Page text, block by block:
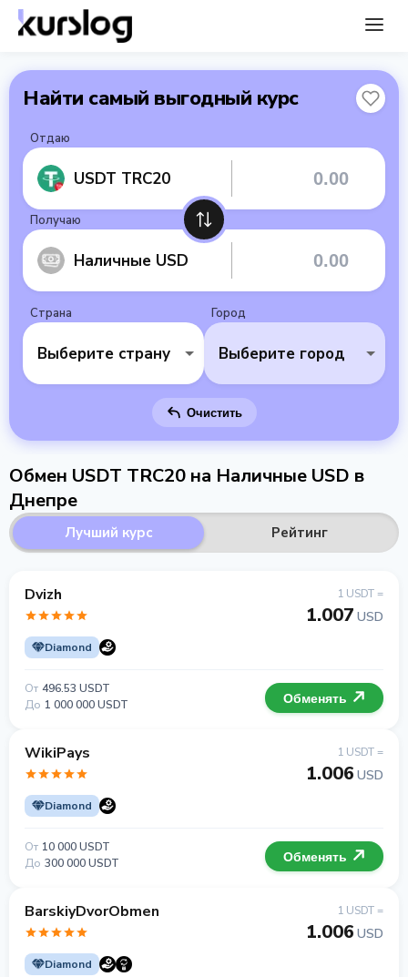
Найти самый выгодный курс
Отдаю
USDT TRC20
Получаю
Наличные USD
Страна
Выберите страну
Город
Выберите город
Очистить
Обмен USDT TRC20 на Наличные USD в
Днепре
Лучший курс Рейтинг
Dvizh
Diamond
1 USDT =
1.007 USD
От 496.53 USDT
До 1 000 000 USDT Обменять
WikiPays
Diamond
1 USDT =
1.006 USD
От 10 000 USDT
До 300 000 USDT Обменять
BarskiyDvorObmen
Diamond
1 USDT =
1.006 USD